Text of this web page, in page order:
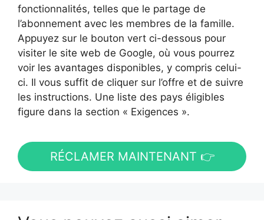
fonctionnalités, telles que le partage de
l’abonnement avec les membres de la famille.
Appuyez sur le bouton vert ci-dessous pour
visiter le site web de Google, où vous pourrez
voir les avantages disponibles, y compris celui-
ci. Il vous suffit de cliquer sur l’offre et de suivre
les instructions. Une liste des pays éligibles
figure dans la section « Exigences ».
RÉCLAMER MAINTENANT 👉